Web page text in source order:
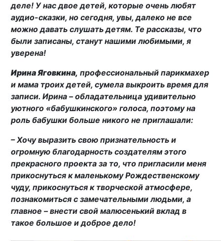
деле! У нас двое детей, которые очень любят
аудио-сказки, но сегодня, увы, далеко не все
можно давать слушать детям. Те рассказы, что
были записаны, станут нашими любимыми, я
уверена!
Ирина Яговкина, профессиональный парикмахер
и мама троих детей, сумела выкроить время для
записи. Ирина – обладательница удивительно
уютного «бабушкинского» голоса, поэтому на
роль бабушки больше никого не приглашали:
– Хочу выразить свою признательность и
огромную благодарность создателям этого
прекрасного проекта за то, что пригласили меня
прикоснуться к маленькому Рождественскому
чуду, прикоснуться к творческой атмосфере,
познакомиться с замечательными людьми, а
главное – внести свой малюсенький вклад в
такое большое и доброе дело!